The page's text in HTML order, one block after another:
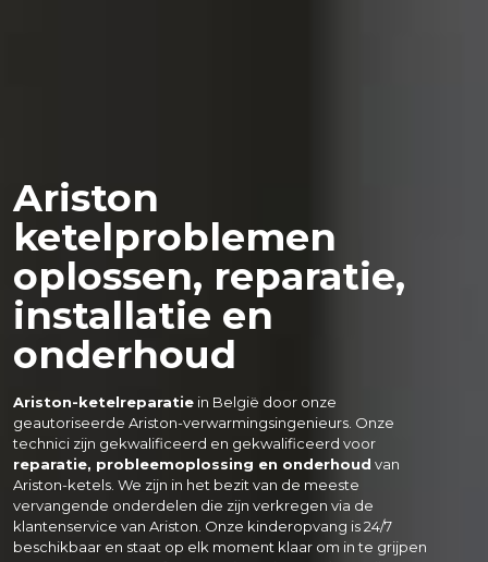
Ariston
ketelproblemen
oplossen, reparatie,
installatie en
onderhoud
Ariston-ketelreparatie in België door onze
geautoriseerde Ariston-verwarmingsingenieurs. Onze
technici zijn gekwalificeerd en gekwalificeerd voor
reparatie, probleemoplossing en onderhoud van
Ariston-ketels. We zijn in het bezit van de meeste
vervangende onderdelen die zijn verkregen via de
klantenservice van Ariston. Onze kinderopvang is 24/7
beschikbaar en staat op elk moment klaar om in te grijpen